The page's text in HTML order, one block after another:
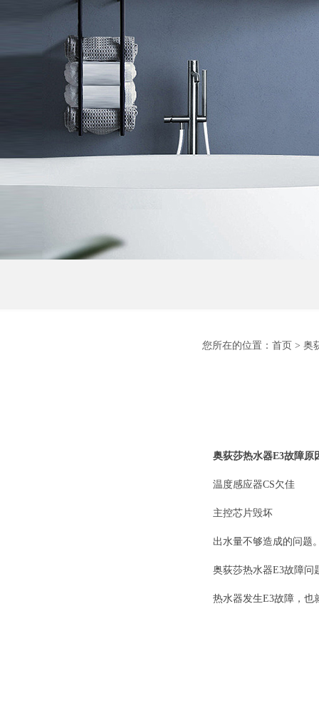
您所在的位置： 首页 > 奥
奥荻莎热水器E3故障原
温度感应器CS欠佳
主控芯片毁坏
出水量不够造成的问题
奥荻莎热水器E3故障问
热水器发生E3故障，也